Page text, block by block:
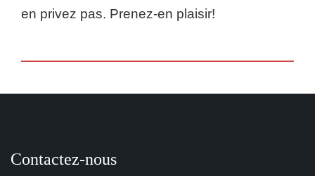
en privez pas. Prenez-en plaisir!
Contactez-nous